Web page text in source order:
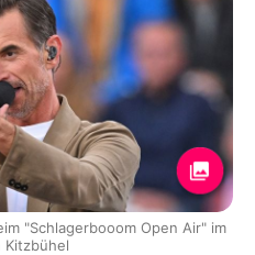
"Schlagerbooom Open Air" im
Kitzbühel